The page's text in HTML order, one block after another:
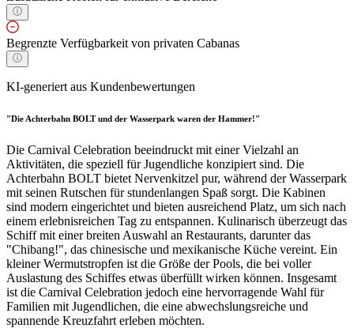
Begrenzte Verfügbarkeit von privaten Cabanas
KI-generiert aus Kundenbewertungen
"Die Achterbahn BOLT und der Wasserpark waren der Hammer!"
Die Carnival Celebration beeindruckt mit einer Vielzahl an
Aktivitäten, die speziell für Jugendliche konzipiert sind. Die
Achterbahn BOLT bietet Nervenkitzel pur, während der Wasserpark
mit seinen Rutschen für stundenlangen Spaß sorgt. Die Kabinen
sind modern eingerichtet und bieten ausreichend Platz, um sich nach
einem erlebnisreichen Tag zu entspannen. Kulinarisch überzeugt das
Schiff mit einer breiten Auswahl an Restaurants, darunter das
"Chibang!", das chinesische und mexikanische Küche vereint. Ein
kleiner Wermutstropfen ist die Größe der Pools, die bei voller
Auslastung des Schiffes etwas überfüllt wirken können. Insgesamt
ist die Carnival Celebration jedoch eine hervorragende Wahl für
Familien mit Jugendlichen, die eine abwechslungsreiche und
spannende Kreuzfahrt erleben möchten.